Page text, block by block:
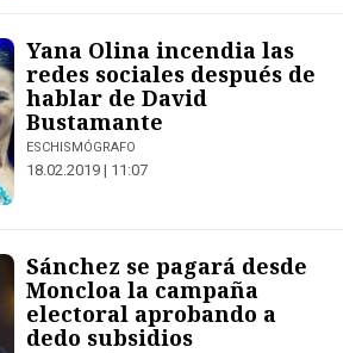
Yana Olina incendia las
redes sociales después de
hablar de David
Bustamante
ESCHISMÓGRAFO
18.02.2019 | 11:07
Sánchez se pagará desde
Moncloa la campaña
electoral aprobando a
dedo subsidios